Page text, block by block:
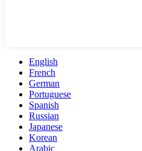
English
French
German
Portuguese
Spanish
Russian
Japanese
Korean
Arabic